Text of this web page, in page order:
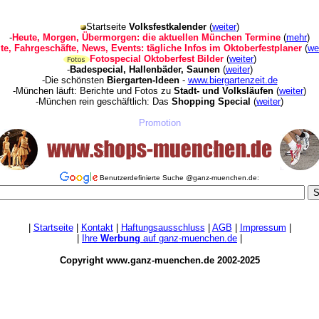
Startseite Volksfestkalender(weiter)
-Heute, Morgen, Übermorgen: die aktuellen München Termine (mehr)
Fahrgeschäfte, News, Events: tägliche Infos im Oktoberfestplaner (
Fotospecial Oktoberfest Bilder (weiter)
-Badespecial, Hallenbäder, Saunen(weiter)
-Die schönsten Biergarten-Ideen- www.biergartenzeit.de
-München läuft: Berichte und Fotos zu Stadt- und Volksläufen (weiter)
-München rein geschäftlich: Das Shopping Special (weiter)
Promotion
Benutzerdefinierte Suche @ganz-muenchen.de:
Startseite| Kontakt| Haftungsausschluss AGB Impressum
Ihre Werbung auf ganz-muenchen.de
Copyright www.ganz-muenchen.de 2002-2025